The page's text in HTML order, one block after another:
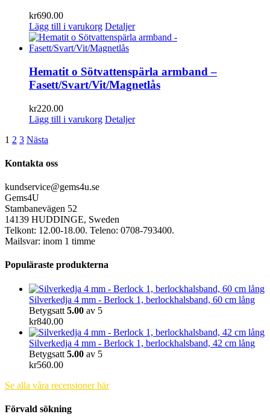
kr690.00
Lägg till i varukorg Detaljer
Hematit o Sötvattenspärla armband –
Fasett/Svart/Vit/Magnetlås
kr220.00
Lägg till i varukorg Detaljer
1 2 3 Nästa
Kontakta oss
kundservice@gems4u.se
Gems4U
Stambanevägen 52
14139 HUDDINGE, Sweden
Telkont: 12.00-18.00. Teleno: 0708-793400.
Mailsvar: inom 1 timme
Populäraste produkterna
Silverkedja 4 mm - Berlock 1, berlockhalsband, 60 cm lång
Betygsatt 5.00 av 5
kr840.00
Silverkedja 4 mm - Berlock 1, berlockhalsband, 42 cm lång
Betygsatt 5.00 av 5
kr560.00
Se alla våra recensioner här
Förvald sökning